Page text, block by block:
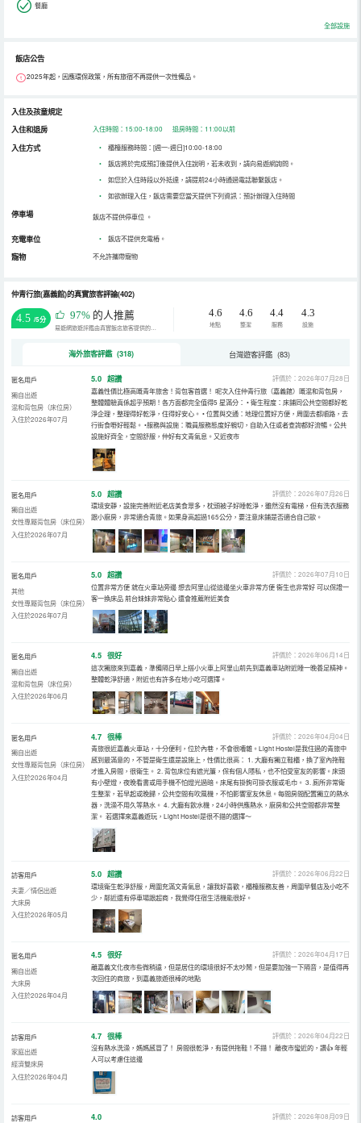
餐廳
全部設施
飯店公告
2025年起，因應環保政策，所有旅宿不再提供一次性備品。
入住及孩童規定
入住和退房
入住時間：15:00-18:00 退房時間：11:00以前
入住方式 •
櫃檯服務時間：[週一-週日]10:00-18:00
•
飯店將於完成預訂後提供入住說明，若未收到，請向易遊網詢問。
•
如您於入住時段以外抵達，請提前24小時通過電話聯繫飯店。
•
如欲辦理入住，飯店需要您當天提供下列資訊：預計辦理入住時間
停車場 飯店不提供停車位 。
充電車位 • 飯店不提供充電樁。
寵物 不允許攜帶寵物
仲青行旅(嘉義館)的真實旅客評論(402)
4.5 /5分 97% 的人推薦
易遊網旅遊評鑑由真實飯店旅客提供的評鑑。
4.6
地點
4.6
整潔
4.4
服務
4.3
設施
海外旅客評鑑 (318) 台灣遊客評鑑 (83)
匿名用戶
獨自出遊
混和背包房（床位房）
入住於2026年07月
5.0 超讚
評價於：2026年07月28日
嘉義性價比極高嘅青年旅舍！背包客首選！ 呢次入住仲青行旅（嘉義館）嘅混和背包房，
整體體驗真係超乎預期！各方面都完全值得5 星滿分： • 衛生程度：床鋪同公共空間都好乾
淨企理，整理得好乾淨，住得好安心。 • 位置與交通：地理位置好方便，周圍去都順路，去
行街食嘢好輕鬆。 •服務與設施：職員服務態度好親切，自助入住或者查詢都好流暢。公共
設施好齊全，空間舒服，仲好有文青氣息。又近夜市
匿名用戶
獨自出遊
女性專屬背包房（床位房）
入住於2026年07月
5.0 超讚
評價於：2026年07月26日
環境安靜，設施完善附近老店美食眾多，枕頭被子好睡乾淨，雖然沒有電梯，但有洗衣服務
跟小廚房，非常適合青旅。如果身高超過165公分，要注意床鋪是否適合自己歐。
匿名用戶
其他
女性專屬背包房（床位房）
入住於2026年07月
5.0 超讚
評價於：2026年07月10日
位置非常方便 就在火車站旁邊 想去阿里山從這邊坐火車非常方便 衞生也非常好 可以保證一
客一換床品 前台妹妹非常貼心 還會推薦附近美食
匿名用戶
獨自出遊
混和背包房（床位房）
入住於2026年06月
4.5 很好
評價於：2026年06月14日
這次獨旅來到嘉義，準備隔日早上搭小火車上阿里山前先到嘉義車站附近睡一晚養足精神。
整體乾淨舒適，附近也有許多在地小吃可選擇。
匿名用戶
獨自出遊
女性專屬背包房（床位房）
入住於2026年04月
4.7 很棒
評價於：2026年04月04日
青旅很近嘉義火車站，十分便利，位於內巷，不會很嘈雜。Light Hostel是我住過的青旅中
感到最滿意的，不管是衛生還是設施上，性價比很高： 1. 大廳有獨立鞋櫃，換了室內拖鞋
才進入房間，很衛生。 2. 背包床位有遮光簾，保有個人隱私，也不怕受室友的影響。床頭
有小壁燈，夜晚看書或用手機不怕燈光過暗。床尾有掛鉤可掛衣服或毛巾。 3. 廁所非常衛
生整潔，若早起或晚歸，公共空間有吹風機，不怕影響室友休息。每間房間配置獨立的熱水
器，洗澡不用久等熱水。 4. 大廳有飲水機，24小時供應熱水，廚房和公共空間都非常整
潔。 若選擇來嘉義遊玩，Light Hostel是很不錯的選擇～
訪客用戶
夫妻／情侶出遊
大床房
入住於2026年05月
5.0 超讚
評價於：2026年06月22日
環境衛生乾淨舒服，周圍充滿文青氣息，讓我好喜歡，櫃檯服務友善，周圍早餐店及小吃不
少，鄰近還有停車場跟超商，我覺得住宿生活機能很好。
匿名用戶
獨自出遊
大床房
入住於2026年04月
4.5 很好
評價於：2026年04月17日
離嘉義文化夜市些微稍遠，但是居住的環境很好不太吵鬧，但是要加強一下隔音，是值得再
次回住的商旅，到嘉義旅遊很棒的地點
訪客用戶
家庭出遊
經濟雙床房
入住於2026年04月
4.7 很棒
評價於：2026年04月22日
沒有熱水洗澡，媽媽感冒了！ 房間很乾淨，有提供拖鞋！不錯！ 離夜市蠻近的，讚👍 年輕
人可以考慮住這邊
訪客用戶
4.0
評價於：2026年08月09日